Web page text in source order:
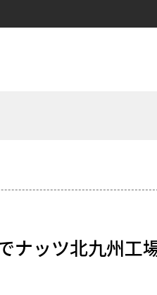
ナッツ北九州工